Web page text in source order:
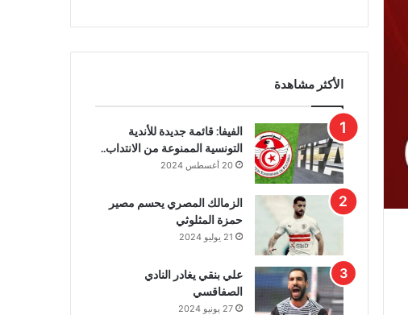
الأكثر مشاهدة
الفيفا: قائمة جديدة للأندية
التونسية الممنوعة من الانتداب..
20 أغسطس 2024
الزمالك المصري يحسم مصير
حمزة المثلوثي
21 يوليو 2024
علي بنقي يغادر النادي
الصفاقسي
27 يونيو 2024